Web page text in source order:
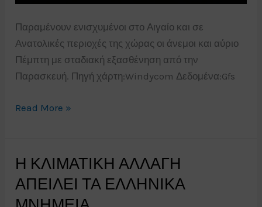
Παραμένουν ενισχυμένοι στο Αιγαίο και σε
Ανατολικές περιοχές της χώρας οι άνεμοι και αύριο
Πέμπτη με σταδιακή εξασθένηση από την
Παρασκευή. Πηγή χάρτη:Windycom Δεδομένα:Gfs
Βιντεοπρόγνωση
για
Πέμπτη-
Παρασκευή
Read More »
Η ΚΛΙΜΑΤΙΚΗ ΑΛΛΑΓΗ
ΑΠΕΙΛΕΙ ΤΑ ΕΛΛΗΝΙΚΑ